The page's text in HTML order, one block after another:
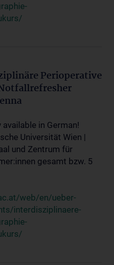
Perioperative
in German!
Universität Wien |
und Zentrum für
gesamt bzw. 5
web/en/ueber-
interdisziplinaere-